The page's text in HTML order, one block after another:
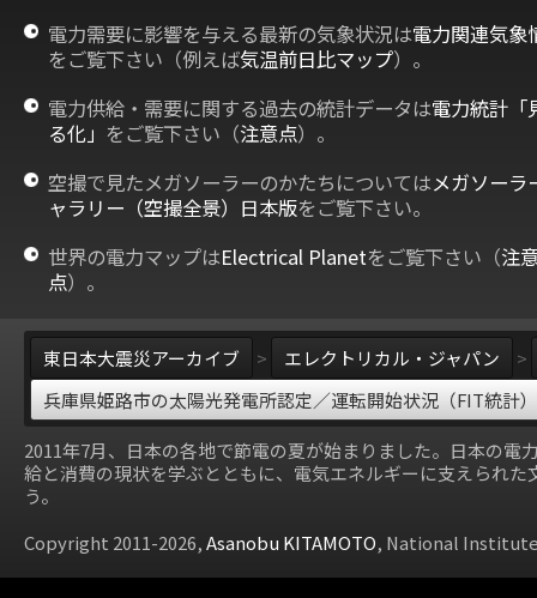
電力需要に影響を与える最新の気象状況は電力関連気象
をご覧下さい（例えば気温前日比マップ）。
電力供給・需要に関する過去の統計データは電力統計「
る化」 をご覧下さい（注意点）。
空撮で見たメガソーラーのかたちについてはメガソーラ
ャラリー（空撮全景）日本版をご覧下さい。
世界の電力マップはElectrical Planetをご覧下さい（注
点）。
東日本大震災アーカイブ > エレクトリカル・ジャパン
>
兵庫県姫路市の太陽光発電所認定／運転開始状況（FIT統計）
2011年7月、日本の各地で節電の夏が始まりました。日本の電
給と消費の現状を学ぶとともに、電気エネルギーに支えられた
う。
Copyright 2011-2026,Asanobu KITAMOTO, National